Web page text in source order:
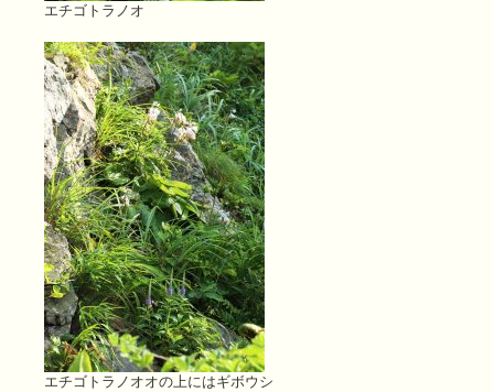
エチゴトラノオ
エチゴトラノオオの上にはギボウシ